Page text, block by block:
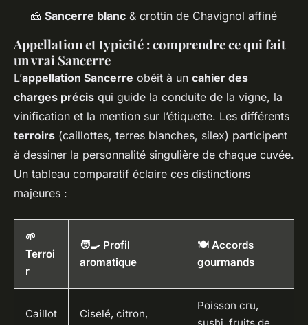
🧀 Sancerre blanc & crottin de Chavignol affiné
Appellation et typicité : comprendre ce qui fait
un vrai Sancerre
L’appellation Sancerre obéit à un cahier des
charges précis qui guide la conduite de la vigne, la
vinification et la mention sur l’étiquette. Les différents
terroirs (caillottes, terres blanches, silex) participent
à dessiner la personnalité singulière de chaque cuvée.
Un tableau comparatif éclaire ces distinctions
majeures :
🌱
Terroi
r
🧑‍🍳 Profil
aromatique
🍽 Accords
gourmands
Caillot
Ciselé, citron,
Poisson cru,